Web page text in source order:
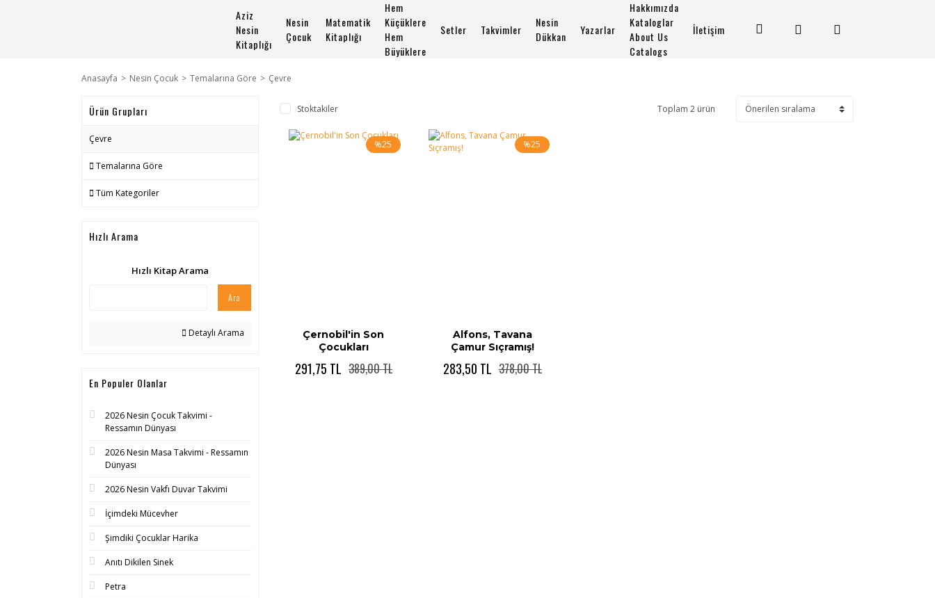
Aziz
Nesin
Kitaplığı
Nesin
Çocuk
Matematik
Kitaplığı
Hem
Küçüklere
Hem
Büyüklere
Setler Takvimler
Nesin
Dükkan
Yazarlar
Hakkımızda
Kataloglar
About Us
Catalogs
İletişim
Anasayfa Nesin Çocuk Temalarına Göre Çevre
Ürün Grupları
Çevre
Temalarına Göre
Tüm Kategoriler
Hızlı Arama
Hızlı Kitap Arama
Ara
Detaylı Arama
En Populer Olanlar
2026 Nesin Çocuk Takvimi -
Ressamın Dünyası
2026 Nesin Masa Takvimi - Ressamın
Dünyası
2026 Nesin Vakfı Duvar Takvimi
İçimdeki Mücevher
Şimdiki Çocuklar Harika
Anıtı Dikilen Sinek
Petra
Stoktakiler Toplam 2 ürün
%25
Çernobil'in Son
Çocukları
291,75 TL 389,00 TL
%25
Alfons, Tavana
Çamur Sıçramış!
283,50 TL 378,00 TL